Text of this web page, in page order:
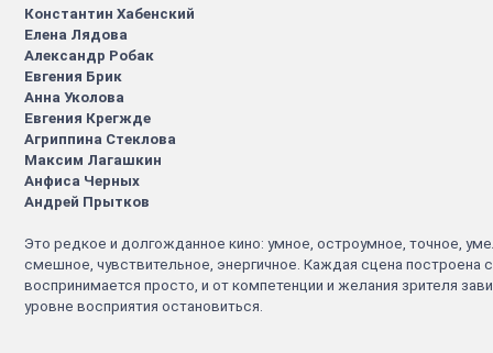
Константин Хабенский
Елена Лядова
Александр Робак
Евгения Брик
Анна Уколова
Евгения Крегжде
Агриппина Стеклова
Максим Лагашкин
Анфиса Черных
Андрей Прытков
Это редкое и долгожданное кино: умное, остроумное, точное,
смешное, чувствительное, энергичное. Каждая сцена построена
воспринимается просто, и от компетенции и желания зрителя
уровне восприятия остановиться.